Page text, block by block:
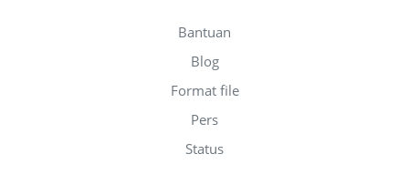
Bantuan
Blog
Format file
Pers
Status